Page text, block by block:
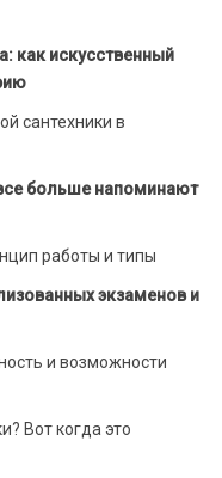
как искусственный
сантехники в
больше напоминают
работы и типы
экзаменов и
и возможности
Вот когда это